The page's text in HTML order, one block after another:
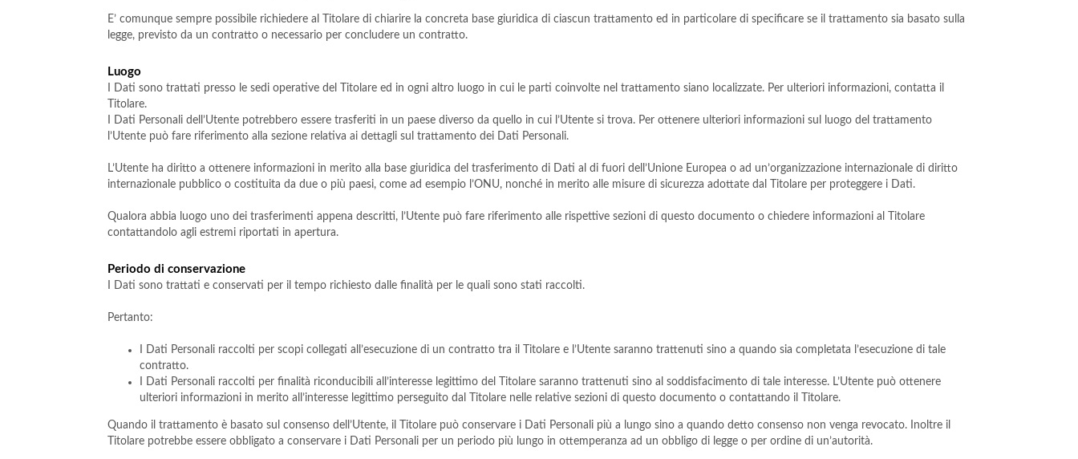
E’ comunque sempre possibile richiedere al Titolare di chiarire la concreta base giuridica di ciascun trattamento ed in particolare di specificare se il trattamento sia basato sulla
legge, previsto da un contratto o necessario per concludere un contratto.
Luogo
I Dati sono trattati presso le sedi operative del Titolare ed in ogni altro luogo in cui le parti coinvolte nel trattamento siano localizzate. Per ulteriori informazioni, contatta il
Titolare.
I Dati Personali dell’Utente potrebbero essere trasferiti in un paese diverso da quello in cui l’Utente si trova. Per ottenere ulteriori informazioni sul luogo del trattamento
l’Utente può fare riferimento alla sezione relativa ai dettagli sul trattamento dei Dati Personali.
L’Utente ha diritto a ottenere informazioni in merito alla base giuridica del trasferimento di Dati al di fuori dell’Unione Europea o ad un’organizzazione internazionale di diritto
internazionale pubblico o costituita da due o più paesi, come ad esempio l’ONU, nonché in merito alle misure di sicurezza adottate dal Titolare per proteggere i Dati.
Qualora abbia luogo uno dei trasferimenti appena descritti, l’Utente può fare riferimento alle rispettive sezioni di questo documento o chiedere informazioni al Titolare
contattandolo agli estremi riportati in apertura.
Periodo di conservazione
I Dati sono trattati e conservati per il tempo richiesto dalle finalità per le quali sono stati raccolti.
Pertanto:
I Dati Personali raccolti per scopi collegati all’esecuzione di un contratto tra il Titolare e l’Utente saranno trattenuti sino a quando sia completata l’esecuzione di tale
contratto.
I Dati Personali raccolti per finalità riconducibili all’interesse legittimo del Titolare saranno trattenuti sino al soddisfacimento di tale interesse. L’Utente può ottenere
ulteriori informazioni in merito all’interesse legittimo perseguito dal Titolare nelle relative sezioni di questo documento o contattando il Titolare.
Quando il trattamento è basato sul consenso dell’Utente, il Titolare può conservare i Dati Personali più a lungo sino a quando detto consenso non venga revocato. Inoltre il
Titolare potrebbe essere obbligato a conservare i Dati Personali per un periodo più lungo in ottemperanza ad un obbligo di legge o per ordine di un’autorità.